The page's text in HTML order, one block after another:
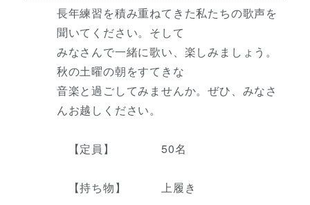
長年練習を積み重ねてきた私たちの歌声を
聞いてください。そして
みなさんで一緒に歌い、楽しみましょう。
秋の土曜の朝をすてきな
音楽と過ごしてみませんか。ぜひ、みなさ
んお越しください。
【定員】 50名
【持ち物】 上履き